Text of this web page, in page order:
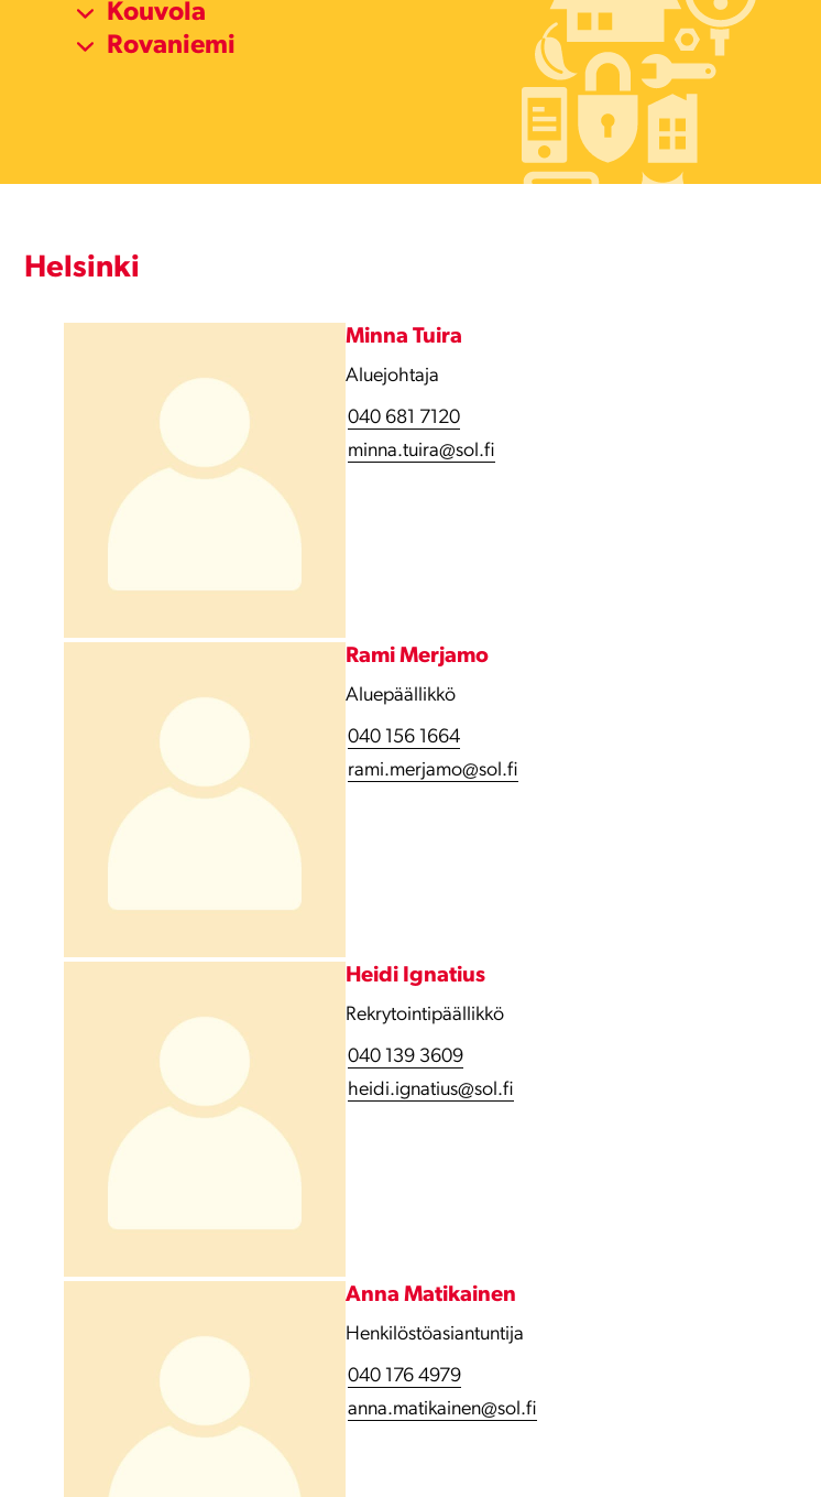
Kouvola
Rovaniemi
Helsinki
Minna Tuira
Aluejohtaja
040 681 7120
minna.tuira@sol.fi
Rami Merjamo
Aluepäällikkö
040 156 1664
rami.merjamo@sol.fi
Heidi Ignatius
Rekrytointipäällikkö
040 139 3609
heidi.ignatius@sol.fi
Anna Matikainen
Henkilöstöasiantuntija
040 176 4979
anna.matikainen@sol.fi